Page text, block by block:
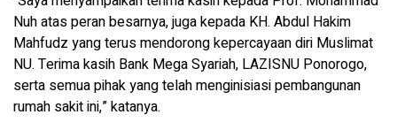
Nuh atas peran besarnya, juga kepada KH. Abdul Hakim
Mahfudz yang terus mendorong kepercayaan diri Muslimat
NU. Terima kasih Bank Mega Syariah, LAZISNU Ponorogo,
serta semua pihak yang telah menginisiasi pembangunan
rumah sakit ini,” katanya.